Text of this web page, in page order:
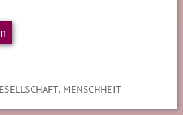
, MENSCHHEIT